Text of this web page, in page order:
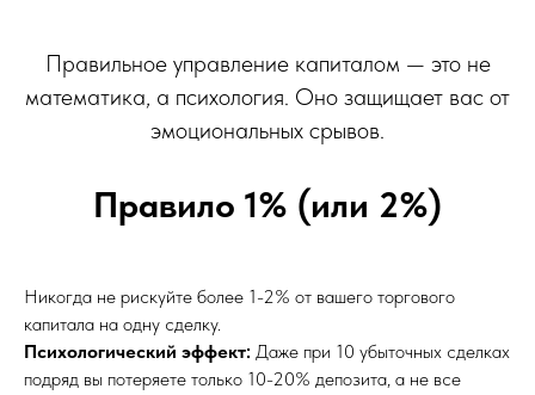
Правильное управление капиталом — это не
математика, а психология. Оно защищает вас от
эмоциональных срывов.
Правило 1% (или 2%)
Никогда не рискуйте более 1-2% от вашего торгового
капитала на одну сделку.
Психологический эффект: Даже при 10 убыточных сделках
подряд вы потеряете только 10-20% депозита, а не все